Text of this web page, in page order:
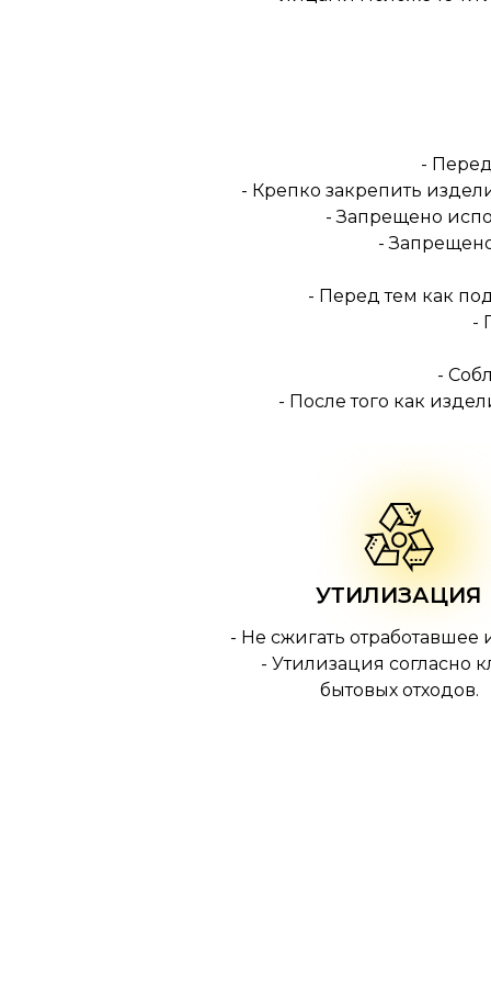
УТИЛИЗАЦИЯ
- Не сжигать отработавшее
- Утилизация согласно
бытовых отходов.
-
- Крепко закрепить
- Запрещено
-
- Перед тем как
-
-
- После того как